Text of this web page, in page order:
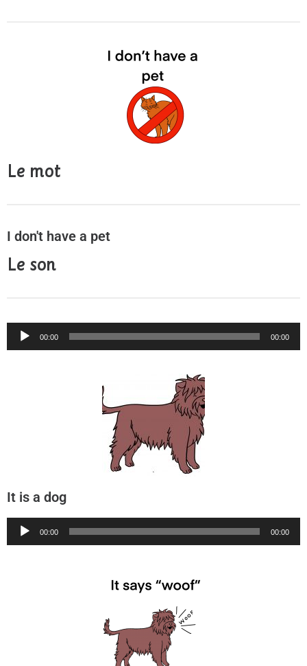
Le mot
I don't have a pet
Le son
Audio
00:00 00:00
It is a dog
Audio
00:00 00:00